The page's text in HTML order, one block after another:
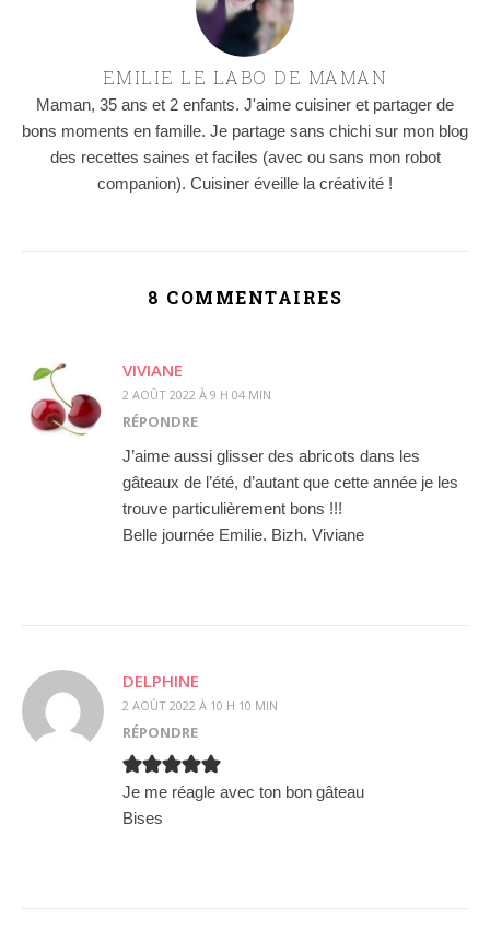
EMILIE LE LABO DE MAMAN
Maman, 35 ans et 2 enfants. J'aime cuisiner et partager de
bons moments en famille. Je partage sans chichi sur mon blog
des recettes saines et faciles (avec ou sans mon robot
companion). Cuisiner éveille la créativité !
8 COMMENTAIRES
VIVIANE
2 AOÛT 2022 À 9 H 04 MIN
RÉPONDRE
J’aime aussi glisser des abricots dans les
gâteaux de l’été, d’autant que cette année je les
trouve particulièrement bons !!!
Belle journée Emilie. Bizh. Viviane
DELPHINE
2 AOÛT 2022 À 10 H 10 MIN
RÉPONDRE
Je me réagle avec ton bon gâteau
Bises